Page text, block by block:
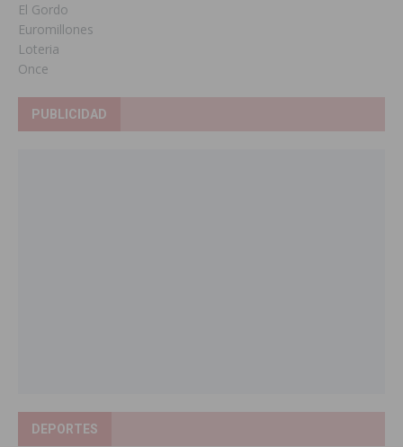
El Gordo
Euromillones
Loteria
Once
PUBLICIDAD
DEPORTES